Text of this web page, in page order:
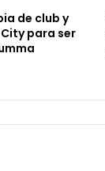
de club y
para ser